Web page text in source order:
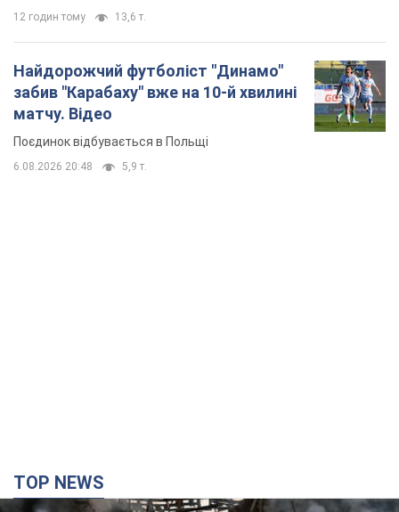
12 годин тому 13,6 т.
Найдорожчий футболіст "Динамо"
забив "Карабаху" вже на 10-й хвилині
матчу. Відео
Поєдинок відбувається в Польщі
6.08.2026 20:48 5,9 т.
TOP NEWS